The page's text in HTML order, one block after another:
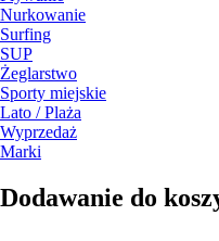
Nurkowanie
Surfing
SUP
Żeglarstwo
Sporty miejskie
Lato / Plaża
Wyprzedaż
Marki
Dodawanie do